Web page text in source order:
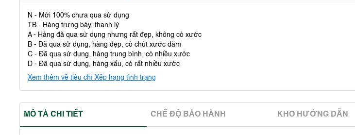
N - Mới 100% chưa qua sử dụng
TB - Hàng trưng bày, thanh lý
A - Hàng đã qua sử dụng nhưng rất đẹp, không có xước
B - Đã qua sử dụng, hàng đẹp, có chút xước dăm
C - Đã qua sử dụng, hàng trung bình, có nhiều xước
D - Đã qua sử dụng, hàng xấu, có rất nhiều xước
Xem thêm về tiêu chí Xếp hạng tình trạng
MÔ TẢ CHI TIẾT CHẾ ĐỘ BẢO HÀNH KHO HƯỚNG DẪN